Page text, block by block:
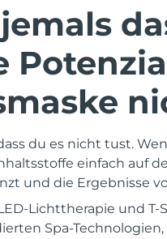
du es nicht tust.
einfach auf
und die Ergebnisse
Lichttherapie und T-
Spa-Technologien,